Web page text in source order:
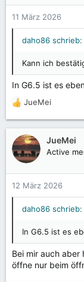
o
n
11 März 2026
daho86 schrieb:
Kann ich
In G6.5 ist es
R
e
a
k
t
o
n
JueMei
JueMei
Active
12 März 2026
daho86 schrieb:
In G6.5 ist es
Bei mir auch aber
öffne nur beim